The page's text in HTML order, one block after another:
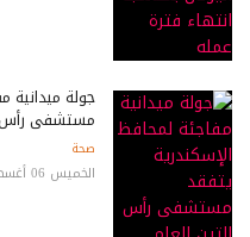
جولة ميدانية
مستشفى رأس
صحة
الخميس 06 أغسطس 2026 09:15 مساءً